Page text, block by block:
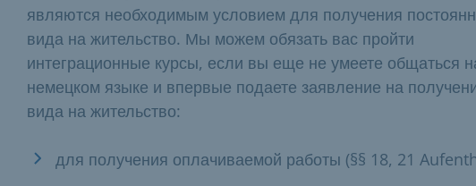
являются необходимым условием для получения
вида на жительство. Мы можем обязать вас пройти
интеграционные курсы, если вы еще не умеете общаться
немецком языке и впервые подаете заявление на
вида на жительство:
для получения оплачиваемой работы (§§ 18, 21